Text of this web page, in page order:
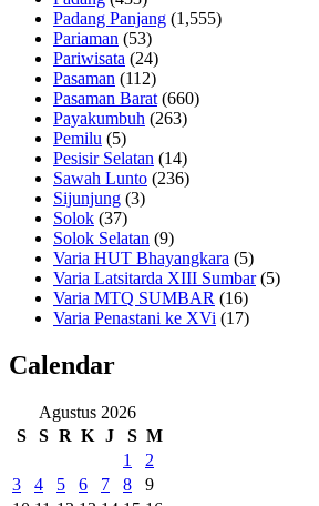
Padang Panjang (1,555)
Pariaman (53)
Pariwisata (24)
Pasaman (112)
Pasaman Barat (660)
Payakumbuh (263)
Pemilu (5)
Pesisir Selatan (14)
Sawah Lunto (236)
Sijunjung (3)
Solok (37)
Solok Selatan (9)
Varia HUT Bhayangkara (5)
Varia Latsitarda XIII Sumbar(5)
Varia MTQ SUMBAR (16)
Varia Penastani ke XVi (17)
Calendar
Agustus 2026
S
S R K J S M
1
2
3
4 5 6 7 8
9